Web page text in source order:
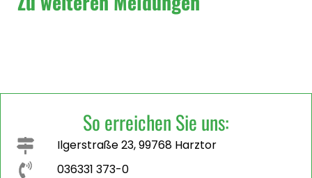
So erreichen Sie uns:
Ilgerstraße 23, 99768 Harztor
036331 373-0